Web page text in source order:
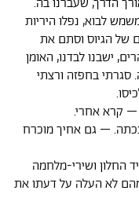
הדרך, שעברנו בה.
לבוא, נפלו היריות
של הגיוס וסתם את
ישבנו לבדנו, האומן
סגרתי בחפזה ורצתי
– קרא אחרי.
– גם אחיך מוכרח
החלון ושירי-מלחמה
לא העלה על דעתו את